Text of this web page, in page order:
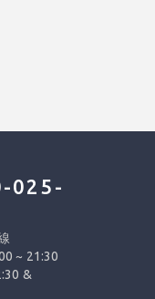
025-
~ 21:30
&